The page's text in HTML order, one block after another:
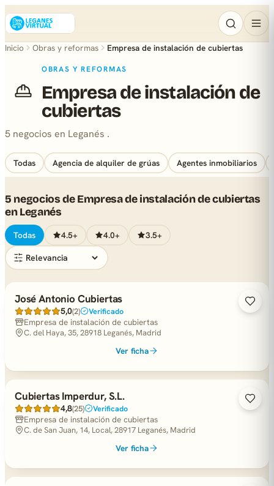
Inicio Obras y reformas Empresa de instalación de cubiertas
OBRAS Y REFORMAS
Empresa de instalación de
cubiertas
5 negocios en Leganés .
Todas Agencia de alquiler de grúas Agentes inmobiliarios
5 negocios de Empresa de instalación de cubiertas
en Leganés
Todas 4.5+ 4.0+ 3.5+
José Antonio Cubiertas
5,0(2) Verificado
Empresa de instalación de cubiertas
C. del Haya, 35, 28918 Leganés, Madrid
Ver ficha
Cubiertas Imperdur, S.L.
4,8(25) Verificado
Empresa de instalación de cubiertas
C. de San Juan, 14, Local, 28917 Leganés, Madrid
Ver ficha